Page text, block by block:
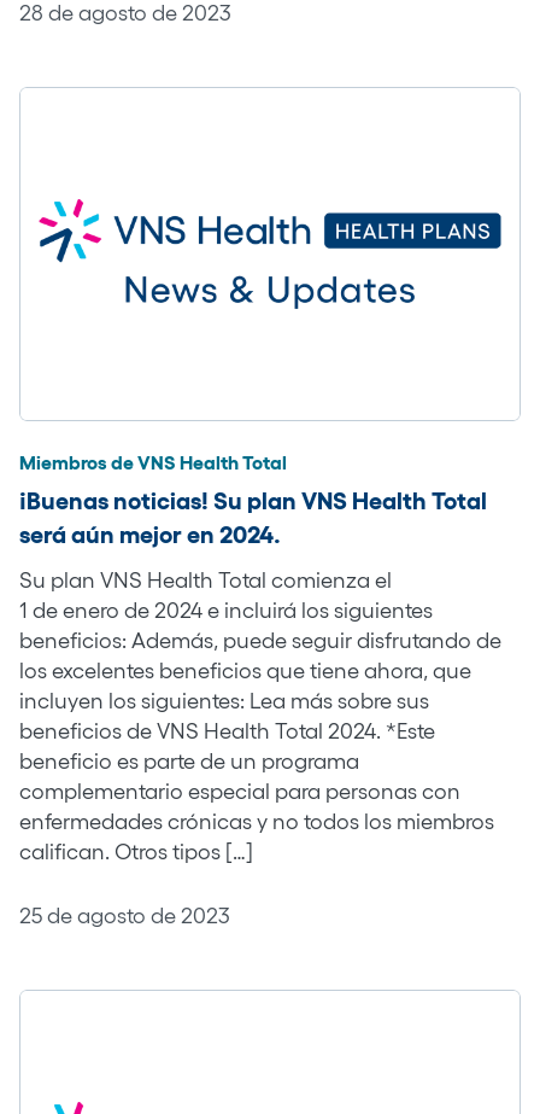
28 de agosto de 2023
Miembros de VNS Health Total
¡Buenas noticias! Su plan VNS Health Total
será aún mejor en 2024.
Su plan VNS Health Total comienza el
1 de enero de 2024 e incluirá los siguientes
beneficios: Además, puede seguir disfrutando de
los excelentes beneficios que tiene ahora, que
incluyen los siguientes: Lea más sobre sus
beneficios de VNS Health Total 2024. *Este
beneficio es parte de un programa
complementario especial para personas con
enfermedades crónicas y no todos los miembros
califican. Otros tipos […]
25 de agosto de 2023